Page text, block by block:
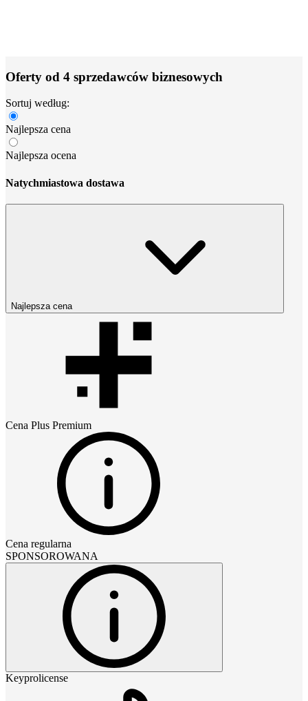
Oferty od 4 sprzedawców biznesowych
Sortuj według:
Najlepsza cena
Najlepsza ocena
Natychmiastowa dostawa
Najlepsza cena
Cena Plus Premium
Cena regularna
SPONSOROWANA
Keyprolicense